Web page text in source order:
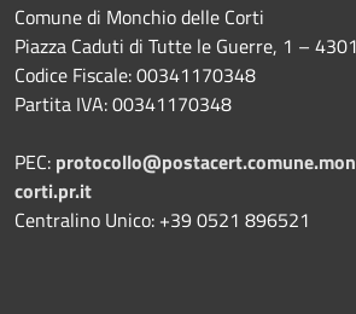
Comune di Monchio delle Corti
Piazza Caduti di Tutte le Guerre, 1 –
Codice Fiscale: 00341170348
Partita IVA: 00341170348
PEC:
corti.pr.it
Centralino Unico: +39 0521 896521